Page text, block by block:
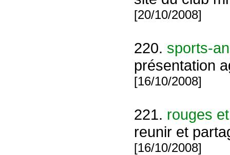
[20/10/2008]
220. sports-
présentation
[16/10/2008]
221. rouges
reunir et
[16/10/2008]